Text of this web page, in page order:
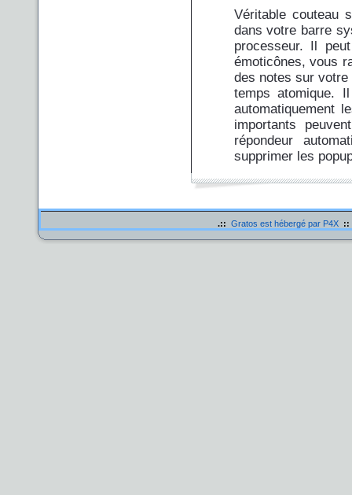
Véritable couteau
dans votre barre
processeur. Il
émoticônes, vous
des notes sur
temps atomique.
automatiquement
importants
répondeur
supprimer les
.:: Gratos est hébergé par P4X ::